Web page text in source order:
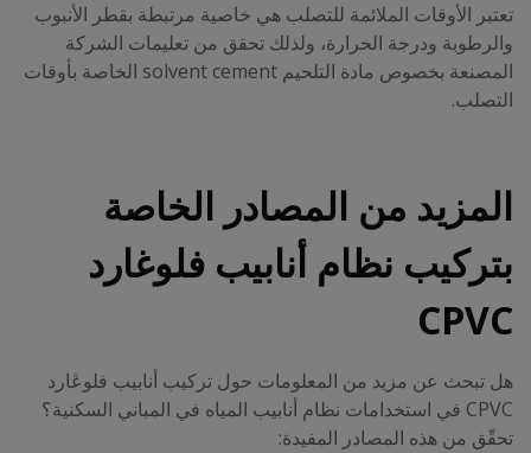
تعتبر الأوقات الملائمة للتصلب هي خاصية مرتبطة بقطر الأنبوب
والرطوبة ودرجة الحرارة، ولذلك تحقق من تعليمات الشركة
المصنعة بخصوص مادة التلحيم solvent cement الخاصة بأوقات
التصلب.
المزيد من المصادر الخاصة
بتركيب نظام أنابيب فلوغارد
CPVC
هل تبحث عن مزيد من المعلومات حول تركيب أنابيب فلوڠارد
CPVC في استخدامات نظام أنابيب المياه في المباني السكنية؟
تحقّق من هذه المصادر المفيدة: